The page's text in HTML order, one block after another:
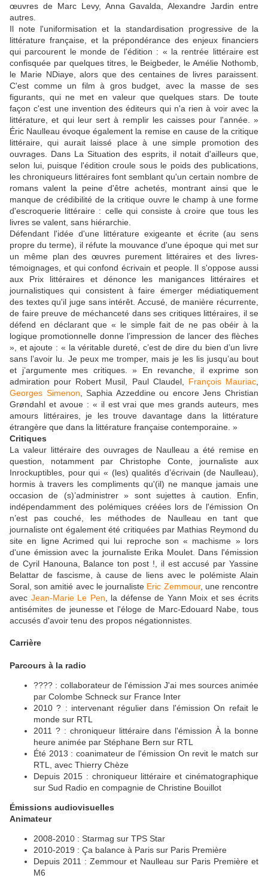
œuvres de Marc Levy, Anna Gavalda, Alexandre Jardin entre
autres.
Il note l'uniformisation et la standardisation progressive de la
littérature française, et la prépondérance des enjeux financiers
qui parcourent le monde de l'édition : « la rentrée littéraire est
confisquée par quelques titres, le Beigbeder, le Amélie Nothomb,
le Marie NDiaye, alors que des centaines de livres paraissent.
C'est comme un film à gros budget, avec la masse de ses
figurants, qui ne met en valeur que quelques stars. De toute
façon c'est une invention des éditeurs qui n'a rien à voir avec la
littérature, et qui leur sert à remplir les caisses pour l'année. »
Éric Naulleau évoque également la remise en cause de la critique
littéraire, qui aurait laissé place à une simple promotion des
ouvrages. Dans La Situation des esprits, il notait d'ailleurs que,
selon lui, puisque l'édition croule sous le poids des publications,
les chroniqueurs littéraires font semblant qu'un certain nombre de
romans valent la peine d'être achetés, montrant ainsi que le
manque de crédibilité de la critique ouvre le champ à une forme
d'escroquerie littéraire : celle qui consiste à croire que tous les
livres se valent, sans hiérarchie.
Défendant l'idée d'une littérature exigeante et écrite (au sens
propre du terme), il réfute la mouvance d'une époque qui met sur
un même plan des œuvres purement littéraires et des livres-
témoignages, et qui confond écrivain et people. Il s'oppose aussi
aux Prix littéraires et dénonce les manigances littéraires et
journalistiques qui consistent à faire émerger médiatiquement
des textes qu'il juge sans intérêt. Accusé, de manière récurrente,
de faire preuve de méchanceté dans ses critiques littéraires, il se
défend en déclarant que « le simple fait de ne pas obéir à la
logique promotionnelle donne l’impression de lancer des flèches
», et ajoute : « la véritable dureté, c’est de dire du bien d’un livre
sans l’avoir lu. Je peux me tromper, mais je les lis jusqu’au bout
et j’argumente mes critiques. » En revanche, il exprime son
admiration pour Robert Musil, Paul Claudel, François Mauriac
Georges Simenon , Saphia Azzeddine ou encore Jens Christian
Grøndahl et avoue : « il est vrai que mes grands auteurs, mes
amours littéraires, je les trouve davantage dans la littérature
étrangère que dans la littérature française contemporaine. »
Critiques
La valeur littéraire des ouvrages de Naulleau a été remise en
question, notamment par Christophe Conte, journaliste aux
Inrockuptibles, pour qui « (les) qualités d’écrivain (de Naulleau),
hormis à travers les compliments qu'(il) ne manque jamais une
occasion de (s)’administrer » sont sujettes à caution. Enfin,
indépendamment des polémiques créées lors de l'émission On
n’est pas couché, les méthodes de Naulleau en tant que
journaliste ont également été critiquées par Mathias Reymond du
site en ligne Acrimed qui lui reproche son « machisme » lors
d'une émission avec la journaliste Erika Moulet. Dans l'émission
de Cyril Hanouna, Balance ton post !, il est accusé par Yassine
Belattar de fascisme, à cause de liens avec le polémiste Alain
Soral, son amitié avec le journaliste Eric Zemmour, une rencontre
avec Jean-Marie Le Pen , la défense de Yann Moix et ses écrits
antisémites de jeunesse et l'éloge de Marc-Edouard Nabe, tous
accusés d'avoir tenu des propos négationnistes.
Carrière
Parcours à la radio
???? : collaborateur de l'émission J'ai mes sources animée
par Colombe Schneck sur France Inter
2010 ? : intervenant régulier dans l'émission On refait le
monde sur RTL
2011 ? : chroniqueur littéraire dans l'émission À la bonne
heure animée par Stéphane Bern sur RTL
Été 2013 : coanimateur de l'émission On revit le match sur
RTL, avec Thierry Chèze
Depuis 2015 : chroniqueur littéraire et cinématographique
sur Sud Radio en compagnie de Christine Bouillot
Émissions audiovisuelles
Animateur
2008-2010 : Starmag sur TPS Star
2010-2019 : Ça balance à Paris sur Paris Première
Depuis 2011 : Zemmour et Naulleau sur Paris Première et
M6